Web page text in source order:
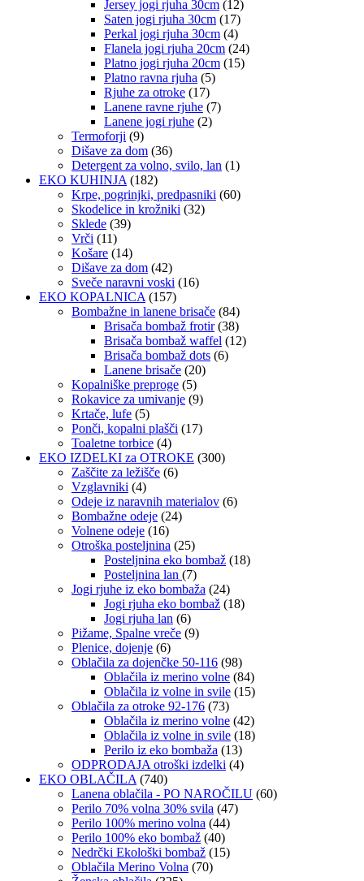
Jersey jogi rjuha 30cm (12)
Saten jogi rjuha 30cm (17)
Perkal jogi rjuha 30cm (4)
Flanela jogi rjuha 20cm (24)
Platno jogi rjuha 20cm (15)
Platno ravna rjuha (5)
Rjuhe za otroke (17)
Lanene ravne rjuhe (7)
Lanene jogi rjuhe (2)
Termoforji (9)
Dišave za dom (36)
Detergent za volno, svilo, lan (1)
EKO KUHINJA (182)
Krpe, pogrinjki, predpasniki (60)
Skodelice in krožniki (32)
Sklede (39)
Vrči (11)
Košare (14)
Dišave za dom (42)
Sveče naravni voski (16)
EKO KOPALNICA (157)
Bombažne in lanene brisače (84)
Brisača bombaž frotir (38)
Brisača bombaž waffel (12)
Brisača bombaž dots (6)
Lanene brisače (20)
Kopalniške preproge (5)
Rokavice za umivanje (9)
Krtače, lufe (5)
Ponči, kopalni plašči (17)
Toaletne torbice (4)
EKO IZDELKI za OTROKE (300)
Zaščite za ležišče (6)
Vzglavniki (4)
Odeje iz naravnih materialov (6)
Bombažne odeje (24)
Volnene odeje (16)
Otroška posteljnina (25)
Posteljnina eko bombaž (18)
Posteljnina lan (7)
Jogi rjuhe iz eko bombaža (24)
Jogi rjuha eko bombaž (18)
Jogi rjuha lan (6)
Pižame, Spalne vreče (9)
Plenice, dojenje (6)
Oblačila za dojenčke 50-116 (98)
Oblačila iz merino volne (84)
Oblačila iz volne in svile (15)
Oblačila za otroke 92-176 (73)
Oblačila iz merino volne (42)
Oblačila iz volne in svile (18)
Perilo iz eko bombaža (13)
ODPRODAJA otroški izdelki (4)
EKO OBLAČILA (740)
Lanena oblačila - PO NAROČILU (60)
Perilo 70% volna 30% svila (47)
Perilo 100% merino volna (44)
Perilo 100% eko bombaž (40)
Nedrčki Ekološki bombaž (15)
Oblačila Merino Volna (70)